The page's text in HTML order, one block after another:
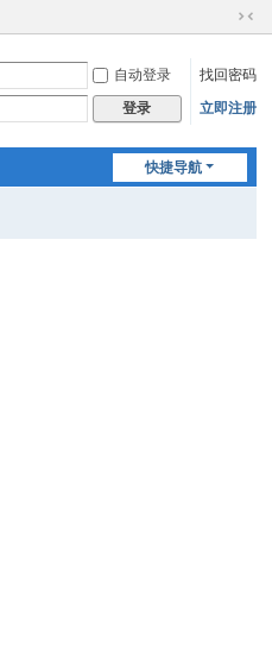
切
到
窄
自动登录
找回密码
登录 立即注册
快捷导航